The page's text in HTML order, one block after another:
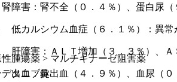
障害：腎不全（０．４％）、蛋白尿（
低カルシウム血症（６．１％）：異常
肝障害：ＡＬＴ増加（３．３％）、Ａ
出血：鼻出血（４．９％）、血尿（０
腫瘍薬 > マルチキナーゼ阻害薬
タニブ錠